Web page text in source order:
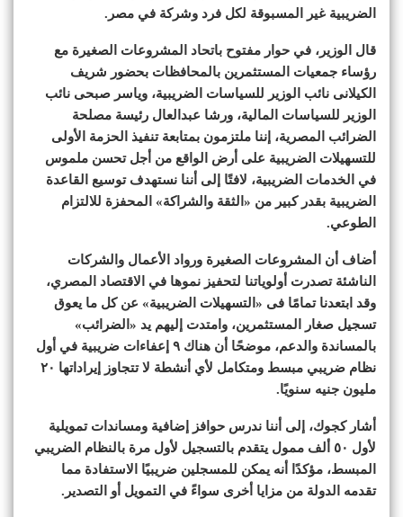
الضريبية غير المسبوقة لكل فرد وشركة في مصر.
قال الوزير، في حوار مفتوح باتحاد المشروعات الصغيرة مع
رؤساء جمعيات المستثمرين بالمحافظات بحضور شريف
الكيلانى نائب الوزير للسياسات الضريبية، وياسر صبحى نائب
الوزير للسياسات المالية، ورشا عبدالعال رئيسة مصلحة
الضرائب المصرية، إننا ملتزمون بمتابعة تنفيذ الحزمة الأولى
للتسهيلات الضريبية على أرض الواقع من أجل تحسن ملموس
في الخدمات الضريبية، لافتًا إلى أننا نستهدف توسيع القاعدة
الضريبية بقدر كبير من «الثقة والشراكة» المحفزة للالتزام
الطوعي.
أضاف أن المشروعات الصغيرة ورواد الأعمال والشركات
الناشئة تصدرت أولوياتنا لتحفيز نموها في الاقتصاد المصري،
وقد ابتعدنا تمامًا فى «التسهيلات الضريبية» عن كل ما يعوق
تسجيل صغار المستثمرين، وامتدت إليهم يد «الضرائب»
بالمساندة والدعم، موضحًا أن هناك ٩ إعفاءات ضريبية في أول
نظام ضريبي مبسط ومتكامل لأي أنشطة لا تتجاوز إيراداتها ٢٠
مليون جنيه سنويًا.
أشار كجوك، إلى أننا ندرس حوافز إضافية ومساندات تمويلية
لأول ٥٠ ألف ممول يتقدم بالتسجيل لأول مرة بالنظام الضريبي
المبسط، مؤكدًا أنه يمكن للمسجلين ضريبيًا الاستفادة مما
تقدمه الدولة من مزايا أخرى سواءً في التمويل أو التصدير.